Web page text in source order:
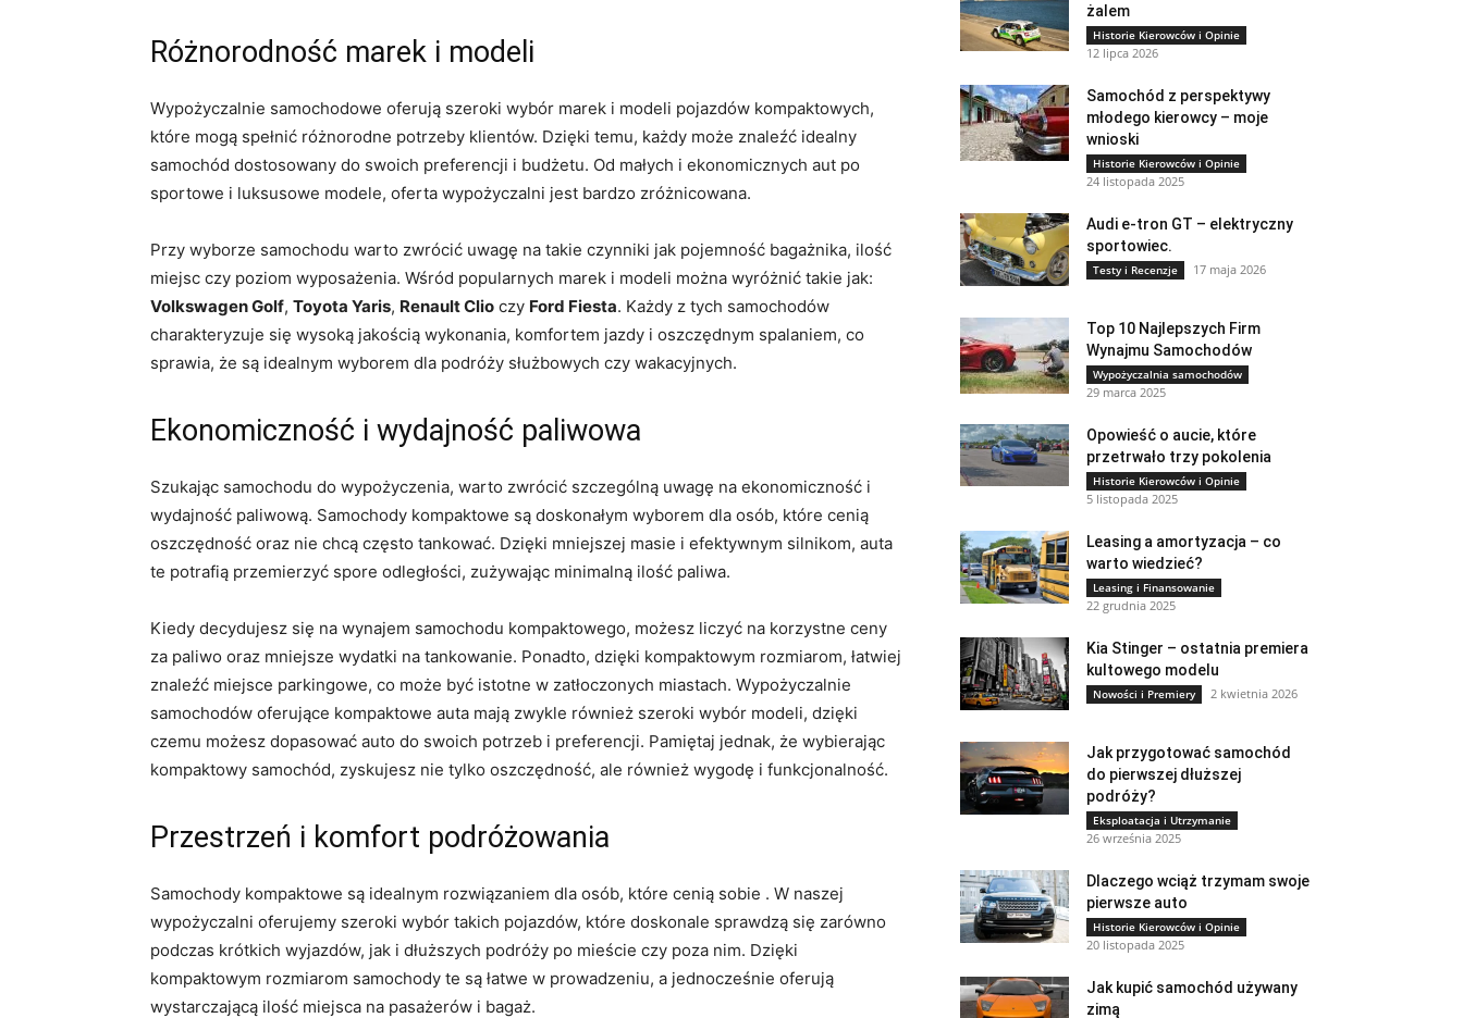
Różnorodność marek i modeli
Wypożyczalnie samochodowe oferują szeroki wybór marek​ i modeli ⁣pojazdów⁣ kompaktowych,
które mogą spełnić⁤ różnorodne potrzeby klientów. Dzięki temu, każdy może znaleźć ⁣idealny
samochód dostosowany do swoich preferencji i budżetu. Od małych i ekonomicznych aut po
sportowe i ​luksusowe ⁢modele, oferta wypożyczalni jest bardzo zróżnicowana.
Przy wyborze samochodu warto zwrócić uwagę⁢ na takie czynniki jak pojemność bagażnika, ‌ilość
miejsc czy ⁤poziom wyposażenia. Wśród⁢ popularnych marek i modeli można wyróżnić takie jak:
Volkswagen Golf, Toyota Yaris, Renault Clio czy⁤ Ford Fiesta. Każdy‌ z tych samochodów
charakteryzuje⁣ się wysoką ‍jakością ‍wykonania, komfortem jazdy i oszczędnym spalaniem, co
sprawia, że⁢ są ⁤idealnym wyborem dla podróży służbowych czy wakacyjnych.
Ekonomiczność i wydajność paliwowa
Szukając samochodu do wypożyczenia, warto zwrócić szczególną uwagę na ekonomiczność i
wydajność paliwową.‌ Samochody kompaktowe są doskonałym wyborem dla osób, które cenią⁤
oszczędność ‌oraz​ nie chcą często tankować. Dzięki‌ mniejszej masie i ⁤efektywnym silnikom, auta
te potrafią przemierzyć spore odległości, zużywając ‍minimalną ilość paliwa.
Kiedy decydujesz się na wynajem samochodu kompaktowego, możesz liczyć na korzystne ceny
za‌ paliwo oraz mniejsze wydatki na tankowanie. Ponadto, dzięki kompaktowym rozmiarom, łatwiej
znaleźć miejsce parkingowe, co może​ być ‌istotne w​ zatłoczonych⁢ miastach. Wypożyczalnie
samochodów oferujące kompaktowe auta mają zwykle również szeroki wybór⁢ modeli, dzięki
czemu możesz dopasować auto do swoich potrzeb ⁢i preferencji. Pamiętaj jednak, że wybierając
kompaktowy ​samochód, ‌zyskujesz nie ⁣tylko oszczędność,⁤ ale ⁢również ⁢wygodę i funkcjonalność.
Przestrzeń i komfort podróżowania
Samochody kompaktowe⁢ są idealnym rozwiązaniem ‍dla osób, które cenią sobie . ⁣W naszej
wypożyczalni oferujemy szeroki wybór takich pojazdów, ‍które doskonale sprawdzą się zarówno
podczas ‍krótkich ‍wyjazdów, jak ⁤i dłuższych podróży ⁢po⁣ mieście czy poza nim. Dzięki
kompaktowym rozmiarom‌ samochody‌ te ‌są łatwe ‍w prowadzeniu, a jednocześnie oferują
wystarczającą ilość miejsca⁤ na pasażerów i bagaż.
żalem
Historie Kierowców i Opinie
12 lipca 2026
Samochód z perspektywy
młodego kierowcy – moje
wnioski
Historie Kierowców i Opinie
24 listopada 2025
Audi e-tron GT – elektryczny
sportowiec.
Testy i Recenzje 17 maja 2026
Top 10 Najlepszych Firm
Wynajmu Samochodów
Wypożyczalnia samochodów
29 marca 2025
Opowieść o aucie, które
przetrwało trzy pokolenia
Historie Kierowców i Opinie
5 listopada 2025
Leasing a amortyzacja – co
warto wiedzieć?
Leasing i Finansowanie
22 grudnia 2025
Kia Stinger – ostatnia premiera
kultowego modelu
Nowości i Premiery 2 kwietnia 2026
Jak przygotować samochód
do pierwszej dłuższej
podróży?
Eksploatacja i Utrzymanie
26 września 2025
Dlaczego wciąż trzymam swoje
pierwsze auto
Historie Kierowców i Opinie
20 listopada 2025
Jak kupić samochód używany
zimą